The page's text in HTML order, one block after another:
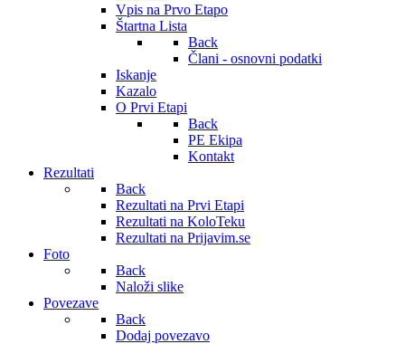
Vpis na Prvo Etapo
Štartna Lista
Back
Člani - osnovni podatki
Iskanje
Kazalo
O Prvi Etapi
Back
PE Ekipa
Kontakt
Rezultati
Back
Rezultati na Prvi Etapi
Rezultati na KoloTeku
Rezultati na Prijavim.se
Foto
Back
Naloži slike
Povezave
Back
Dodaj povezavo